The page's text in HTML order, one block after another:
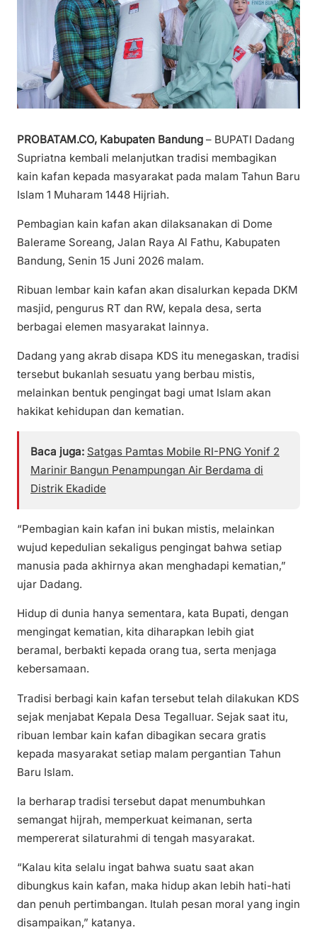
PROBATAM.CO, Kabupaten Bandung – BUPATI Dadang
Supriatna kembali melanjutkan tradisi membagikan
kain kafan kepada masyarakat pada malam Tahun Baru
Islam 1 Muharam 1448 Hijriah.
Pembagian kain kafan akan dilaksanakan di Dome
Balerame Soreang, Jalan Raya Al Fathu, Kabupaten
Bandung, Senin 15 Juni 2026 malam.
Ribuan lembar kain kafan akan disalurkan kepada DKM
masjid, pengurus RT dan RW, kepala desa, serta
berbagai elemen masyarakat lainnya.
Dadang yang akrab disapa KDS itu menegaskan, tradisi
tersebut bukanlah sesuatu yang berbau mistis,
melainkan bentuk pengingat bagi umat Islam akan
hakikat kehidupan dan kematian.
Baca juga: Satgas Pamtas Mobile RI-PNG Yonif 2
Marinir Bangun Penampungan Air Berdama di
Distrik Ekadide
“Pembagian kain kafan ini bukan mistis, melainkan
wujud kepedulian sekaligus pengingat bahwa setiap
manusia pada akhirnya akan menghadapi kematian,”
ujar Dadang.
Hidup di dunia hanya sementara, kata Bupati, dengan
mengingat kematian, kita diharapkan lebih giat
beramal, berbakti kepada orang tua, serta menjaga
kebersamaan.
Tradisi berbagi kain kafan tersebut telah dilakukan KDS
sejak menjabat Kepala Desa Tegalluar. Sejak saat itu,
ribuan lembar kain kafan dibagikan secara gratis
kepada masyarakat setiap malam pergantian Tahun
Baru Islam.
Ia berharap tradisi tersebut dapat menumbuhkan
semangat hijrah, memperkuat keimanan, serta
mempererat silaturahmi di tengah masyarakat.
“Kalau kita selalu ingat bahwa suatu saat akan
dibungkus kain kafan, maka hidup akan lebih hati-hati
dan penuh pertimbangan. Itulah pesan moral yang ingin
disampaikan,” katanya.